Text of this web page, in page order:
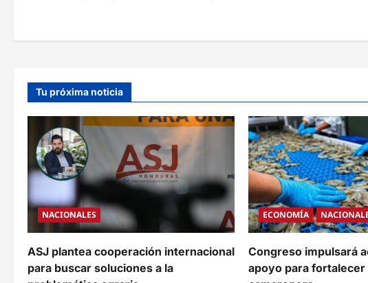
a
c
ó
n
d
e
e
n
Tu próxima noticia
NACIONALES
ASJ plantea cooperación internacional
para buscar soluciones a la
ECONOMÍA
Congreso impulsará
apoyo para fortalecer